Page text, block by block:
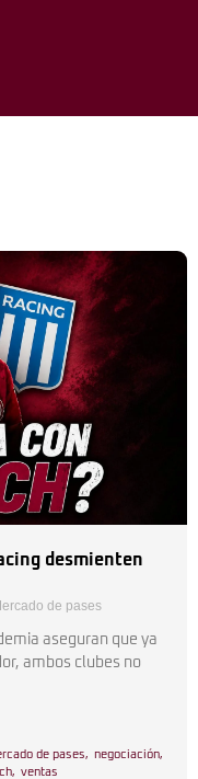
desmienten
de pases
aseguran que ya
ambos clubes no
de pases, negociación,
, ventas